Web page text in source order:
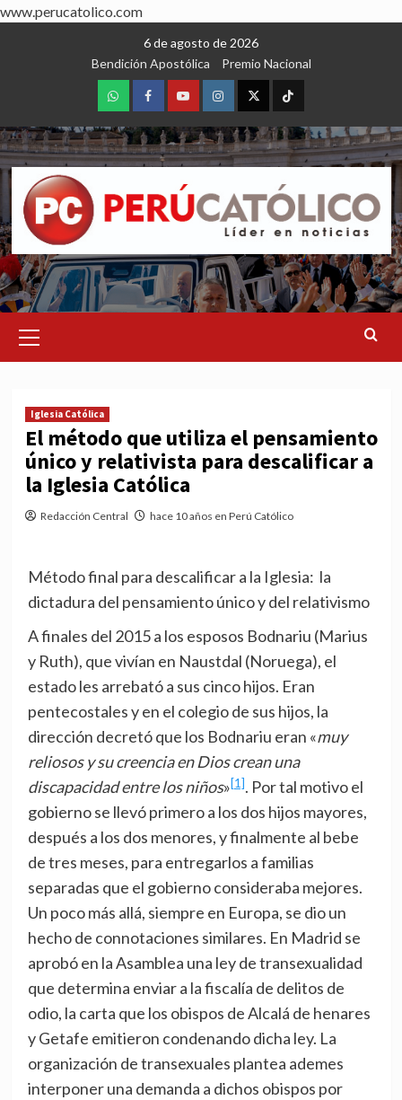
www.perucatolico.com
6 de agosto de 2026
Bendición Apostólica
Premio Nacional
WhatsAppFacebookYoutubeInstagram
X TikTok
Menu
Iglesia Católica
El método que utiliza el pensamiento
único y relativista para descalificar a
la Iglesia Católica
Redacción Central hace 10 años en Perú Católico
Método final para descalificar a la Iglesia: la
dictadura del pensamiento único y del relativismo
A finales del 2015 a los esposos Bodnariu (Marius
y Ruth), que vivían en Naustdal (Noruega), el
estado les arrebató a sus cinco hijos. Eran
pentecostales y en el colegio de sus hijos, la
dirección decretó que los Bodnariu eran «muy
reliosos y su creencia en Dios crean una
discapacidad entre los niños»[1]. Por tal motivo el
gobierno se llevó primero a los dos hijos mayores,
después a los dos menores, y finalmente al bebe
de tres meses, para entregarlos a familias
separadas que el gobierno consideraba mejores.
Un poco más allá, siempre en Europa, se dio un
hecho de connotaciones similares. En Madrid se
aprobó en la Asamblea una ley de transexualidad
que determina enviar a la fiscalía de delitos de
odio, la carta que los obispos de Alcalá de henares
y Getafe emitieron condenando dicha ley. La
organización de transexuales plantea ademes
interponer una demanda a dichos obispos por